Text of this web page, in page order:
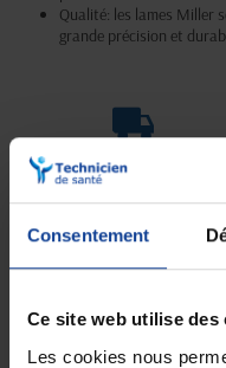
Consentement
Ce site web utilise des
Les cookies nous
Qualité: les lames Miller
grande précision et
Livraison gratuite
En magasin Technicien de santé
Expédition